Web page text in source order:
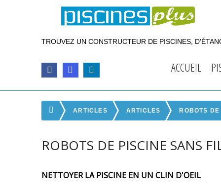
TROUVEZ UN CONSTRUCTEUR DE PISCINES,
ACCUEIL
ARTICLES ARTICLES ROBOTS
ROBOTS DE PISCINE SANS
NETTOYER LA PISCINE EN UN CLIN D'OEIL